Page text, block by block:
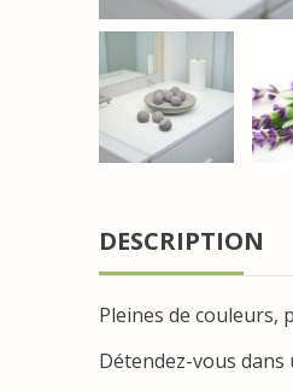
DESCRIPTION
Pleines de couleurs,
Détendez-vous